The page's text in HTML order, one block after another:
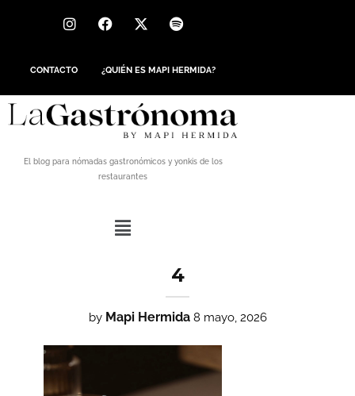
CONTACTO ¿QUIÉN ES MAPI HERMIDA?
El blog para nómadas gastronómicos y yonkis de los
restaurantes
4
by Mapi Hermida 8 mayo, 2026